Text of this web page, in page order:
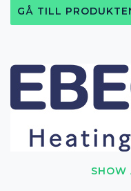
SHOW
GÅ TILL